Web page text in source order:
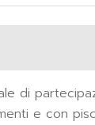
di
e con